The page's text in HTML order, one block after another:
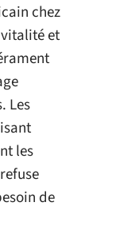
chez
et
Les
les
de